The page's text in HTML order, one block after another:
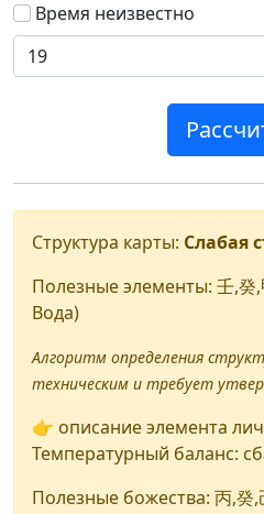
Время неизвестно
Структура карты: Слабая
Полезные элементы: 壬,癸,
Вода)
Алгоритм определения
техническим и требует
👉 описание элемента
Температурный баланс:
Полезные божества: 丙,癸,